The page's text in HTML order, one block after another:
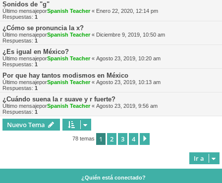
Sonidos de "g"
Último mensajeporSpanish Teacher« Enero 22, 2020, 12:14 pm
Respuestas: 1
¿Cómo se pronuncia la x?
Último mensajeporSpanish Teacher« Diciembre 9, 2019, 10:50 am
Respuestas: 1
¿Es igual en México?
Último mensajeporSpanish Teacher« Agosto 23, 2019, 10:20 am
Respuestas: 1
Por que hay tantos modismos en México
Último mensajeporSpanish Teacher« Agosto 23, 2019, 10:13 am
Respuestas: 1
¿Cuándo suena la r suave y r fuerte?
Último mensajeporSpanish Teacher« Agosto 23, 2019, 9:56 am
Respuestas: 1
Nuevo Tema
78 temas 1 2 3 4
Ir a
¿Quién está conectado?